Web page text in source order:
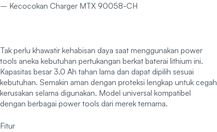
– Kecocokan Charger MTX 90058-CH
Tak perlu khawatir kehabisan daya saat menggunakan power
tools aneka kebutuhan pertukangan berkat baterai lithium ini.
Kapasitas besar 3.0 Ah tahan lama dan dapat dipilih sesuai
kebutuhan. Semakin aman dengan proteksi lengkap untuk cegah
kerusakan selama digunakan. Model universal kompatibel
dengan berbagai power tools dari merek ternama.
Fitur